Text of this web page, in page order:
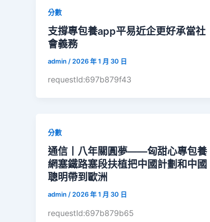
分數
支撐專包養app平易近企更好承當社
會義務
admin / 2026 年 1 月 30 日
requestId:697b879f43
分數
通信丨八年關圓夢——匈甜心專包養
網塞鐵路塞段扶植把中國計劃和中國
聰明帶到歐洲
admin / 2026 年 1 月 30 日
requestId:697b879b65